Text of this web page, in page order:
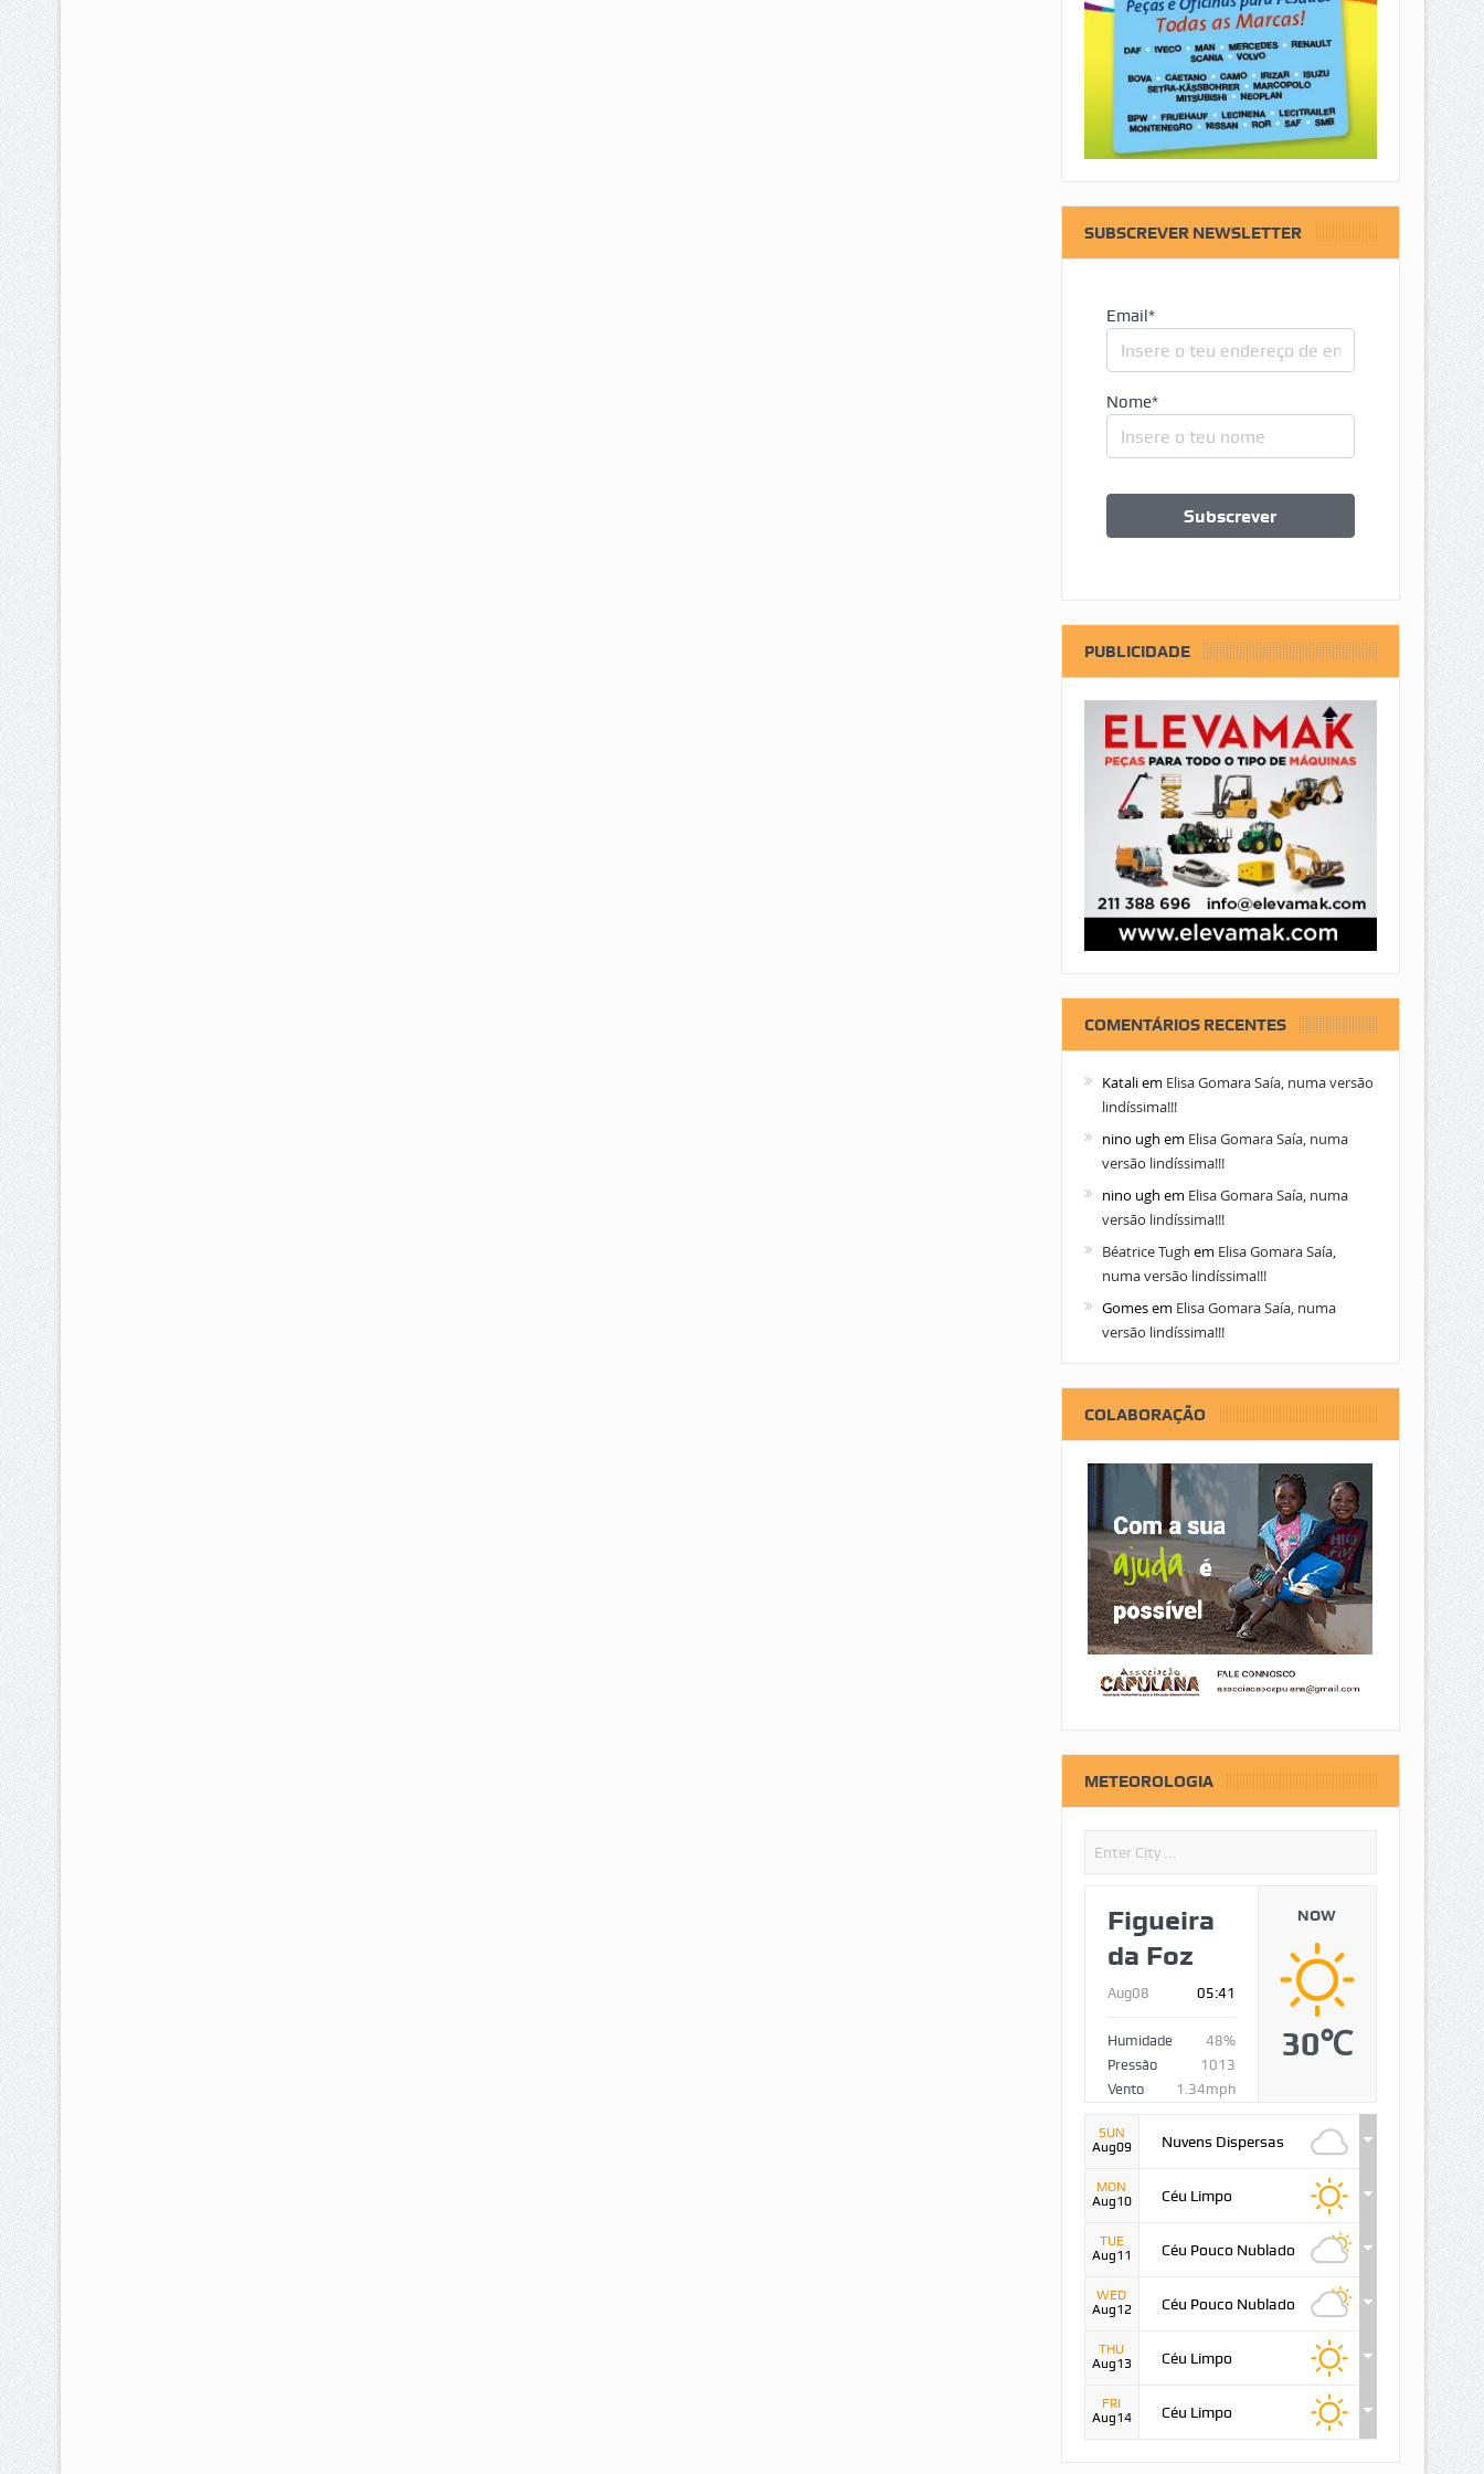
SUBSCREVER NEWSLETTER
Email*
Nome*
PUBLICIDADE
COMENTÁRIOS RECENTES
Kataliem Elisa Gomara Saía, numa versão
lindíssima!!!
nino ugh em Elisa Gomara Saía, numa
versão lindíssima!!!
nino ugh em Elisa Gomara Saía, numa
versão lindíssima!!!
Béatrice Tugh em Elisa Gomara Saía,
numa versão lindíssima!!!
Gomesem Elisa Gomara Saía, numa
versão lindíssima!!!
COLABORAÇÃO
METEOROLOGIA
Figueira
da Foz
Aug08 05:41
Humidade
48%
Pressão
1013
Vento
1.34mph
NOW
30℃
SUN
Aug09
Nuvens Dispersas
MON
Aug10
Céu Limpo
TUE
Aug11
Céu Pouco Nublado
WED
Aug12
Céu Pouco Nublado
THU
Aug13
Céu Limpo
FRI
Aug14
Céu Limpo